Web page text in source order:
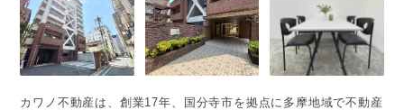
カワノ不動産は、創業17年、国分寺市を拠点に多摩地域で不動産